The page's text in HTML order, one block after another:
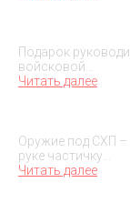
Подарок
войсковой…
Читать далее
Оружие под СХП –
руке частичку…
Читать далее